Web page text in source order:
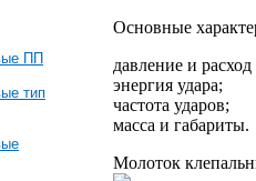
ПП
тип
Основные
давление и
энергия удара;
частота ударов;
масса и габариты.
Молоток